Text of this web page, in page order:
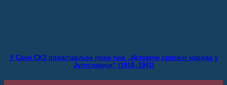
У Сали СКЗ представљен први том „Историје српског народа у
Југославији“ (1918–1941)